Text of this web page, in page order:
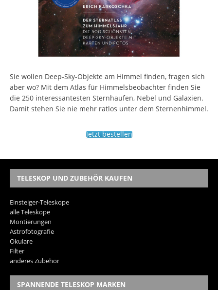
Sie wollen Deep-Sky-Objekte am Himmel finden, fragen sich
aber wo? Mit dem Atlas für Himmelsbeobachter finden Sie
die 250 interessantesten Sternhaufen, Nebel und Galaxien.
Damit stehen Sie nie mehr ratlos unter dem Sternenhimmel.
Jetzt bestellen
TELESKOP UND ZUBEHÖR KAUFEN
Einsteiger-Teleskope
alle Teleskope
Montierungen
Astrofotografie
Okulare
Filter
anderes Zubehör
SPANNENDE TELESKOP MARKEN